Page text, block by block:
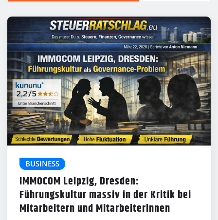
BUSINESS
IMMOCOM Leipzig, Dresden:
Führungskultur massiv in der Kritik bei
Mitarbeitern und Mitarbeiterinnen